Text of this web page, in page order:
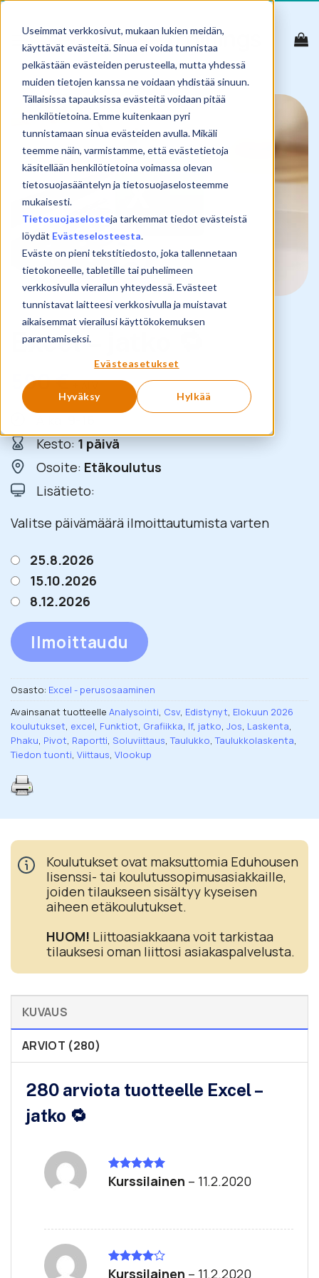
Useimmat verkkosivut, mukaan lukien meidän,
käyttävät evästeitä. Sinua ei voida tunnistaa
pelkästään evästeiden perusteella, mutta yhdessä
muiden tietojen kanssa ne voidaan yhdistää sinuun.
Tällaisissa tapauksissa evästeitä voidaan pitää
henkilötietoina. Emme kuitenkaan pyri
tunnistamaan sinua evästeiden avulla. Mikäli
teemme näin, varmistamme, että evästetietoja
käsitellään henkilötietoina voimassa olevan
tietosuojasääntelyn ja tietosuojaselosteemme
mukaisesti.
Tietosuojaselosteja tarkemmat tiedot evästeistä
löydät Evästeselosteesta.
Eväste on pieni tekstitiedosto, joka tallennetaan
tietokoneelle, tabletille tai puhelimeen
verkkosivulla vierailun yhteydessä. Evästeet
tunnistavat laitteesi verkkosivulla ja muistavat
aikaisemmat vierailusi käyttökokemuksen
parantamiseksi.
Evästeasetukset
Hyväksy Hylkää
Skip
content
Excel – jatko 🔁
590€
Kesto:1 päivä
Osoite: Etäkoulutus
Lisätieto:
Valitse päivämäärä ilmoittautumista varten
25.8.2026
15.10.2026
8.12.2026
Ilmoittaudu
Osasto: Excel - perusosaaminen
Avainsanat tuotteelle Analysointi, Csv, Edistynyt, Elokuun 2026
koulutukset, excel, Funktiot, Grafiikka, If, jatko, Jos, Laskenta,
Phaku, Pivot, Raportti, Soluviittaus,Taulukko,Taulukkolaskenta,
Tiedon tuonti, Viittaus, Vlookup
Koulutukset ovat maksuttomia Eduhousen
lisenssi- tai koulutussopimusasiakkaille,
joiden tilaukseen sisältyy kyseisen
aiheen etäkoulutukset.
HUOM! Liittoasiakkaana voit tarkistaa
tilauksesi oman liittosi asiakaspalvelusta.
KUVAUS
ARVIOT (280)
280 arviota tuotteelle Excel –
jatko 🔁
Arvostelu
Kurssilainen – 11.2.2020
Arvostelu
Kurssilainen – 11.2.2020